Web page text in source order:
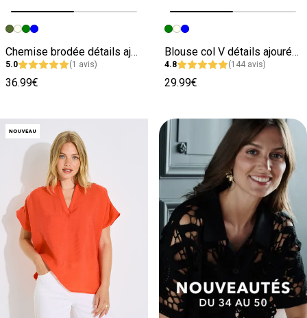
Image précédente
Image suivante
Chemise brodée détails ajourés femme
5.0 (1 avis)
36.99€
Image précédente
Image suivante
Blouse col V détails ajourés femme
4.8 (144 avis)
29.99€